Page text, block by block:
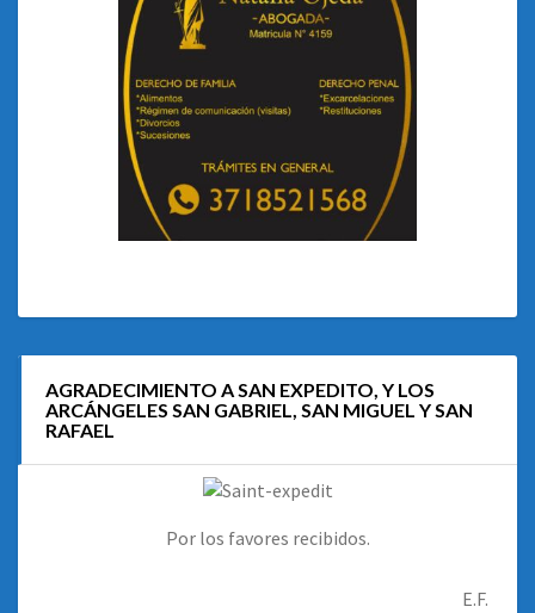
AGRADECIMIENTO A SAN EXPEDITO, Y LOS
ARCÁNGELES SAN GABRIEL, SAN MIGUEL Y SAN
RAFAEL
Por los favores recibidos.
E.F.